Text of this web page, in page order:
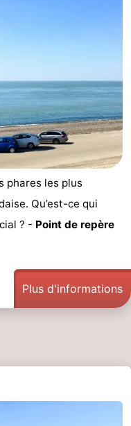
phares les plus
Qu’est-ce qui
? - Point de repère
Plus d'informations